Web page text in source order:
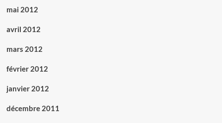
mai 2012
avril 2012
mars 2012
février 2012
janvier 2012
décembre 2011